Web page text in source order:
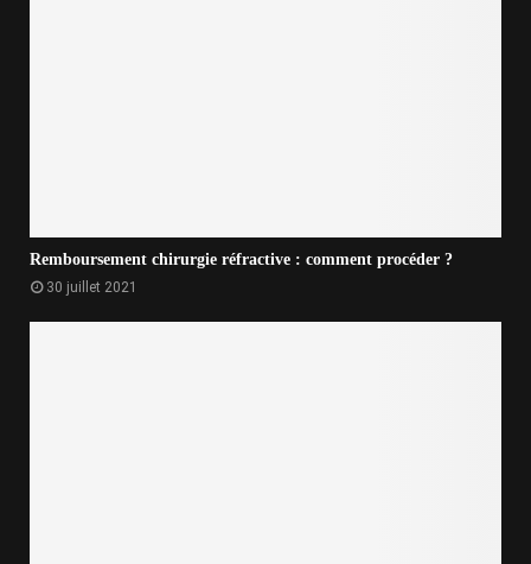
Remboursement chirurgie réfractive : comment procéder ?
30 juillet 2021